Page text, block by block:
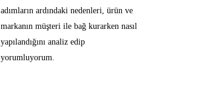
adımların ardındaki nedenleri, ürün ve
markanın müşteri ile bağ kurarken nasıl
yapılandığını analiz edip
yorumluyorum.